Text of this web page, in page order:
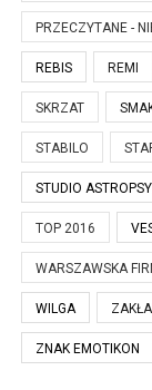
PRZECZYTANE -
REBIS REMI
SKRZAT
STABILO
STUDIO
TOP 2016
WARSZAWSKA
WILGA
ZNAK EMOTIKON